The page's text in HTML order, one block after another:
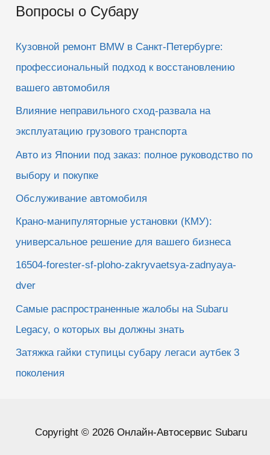
с
Вопросы о Субару
Кузовной ремонт BMW в Санкт-Петербурге:
профессиональный подход к восстановлению
вашего автомобиля
Влияние неправильного сход-развала на
эксплуатацию грузового транспорта
Авто из Японии под заказ: полное руководство по
выбору и покупке
Обслуживание автомобиля
Крано-манипуляторные установки (КМУ):
универсальное решение для вашего бизнеса
16504-forester-sf-ploho-zakryvaetsya-zadnyaya-
dver
Самые распространенные жалобы на Subaru
Legacy, о которых вы должны знать
Затяжка гайки ступицы субару легаси аутбек 3
поколения
Copyright © 2026 Онлайн-Автосервис Subaru